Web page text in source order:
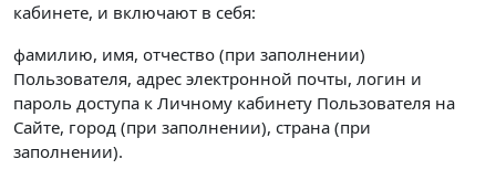
кабинете, и включают в себя:
фамилию, имя, отчество (при заполнении)
Пользователя, адрес электронной почты, логин и
пароль доступа к Личному кабинету Пользователя на
Сайте, город (при заполнении), страна (при
заполнении).